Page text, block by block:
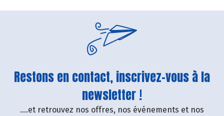
Restons en contact, inscrivez-vous à la
newsletter !
....et retrouvez nos offres, nos événements et nos